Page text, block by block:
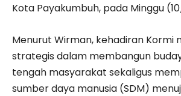
Kota Payakumbuh, pada Minggu
Menurut Wirman, kehadiran Kormi
strategis dalam membangun
tengah masyarakat sekaligus
sumber daya manusia (SDM)